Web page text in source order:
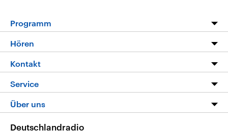
Programm
Programm
Die Nachrichten
Nachrichtenleicht
Neue Beiträge auf dlf.de
Hören
Livestream
Podcasts
Deutschlandfunk App
Nachrichten App
Kontakt
Hörerservice
Service
FAQ
Über uns
Deutschlandradio